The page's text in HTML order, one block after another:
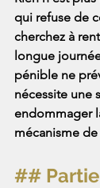
qui refuse de
cherchez à
longue
pénible ne
nécessite une
endommager
mécanisme de
##